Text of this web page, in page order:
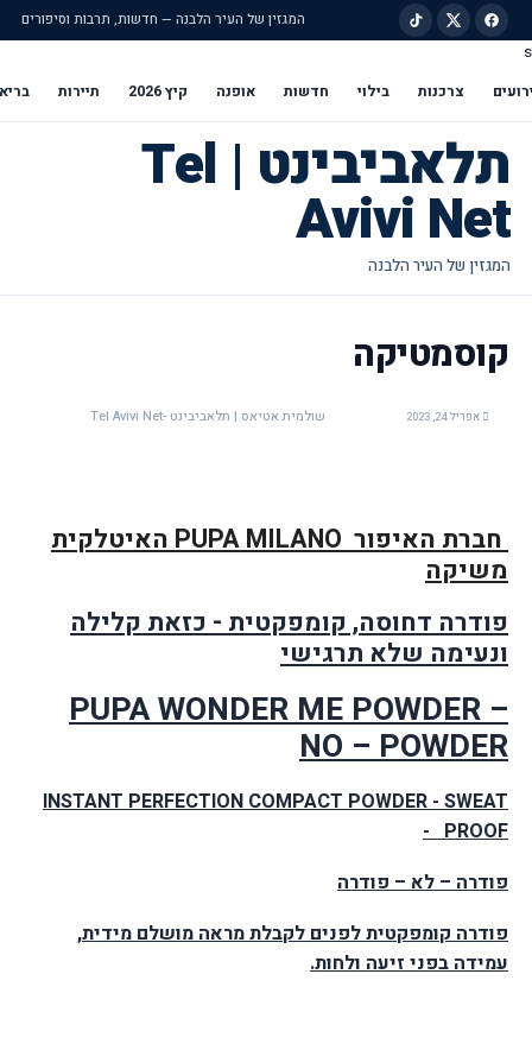
המגזין של העיר הלבנה — חדשות, תרבות וסיפורים
s
צרכנות בילוי חדשות אופנה קיץ 2026 תיירות
תלאביבינט | Tel
Avivi Net
קוסמטיקה
אפריל 24, 2023 שולמית אטיאס | תלאביבינט -Tel Avivi Net
חברת האיפור PUPA MILANO האיטלקית
משיקה
פודרה דחוסה, קומפקטית - כזאת קלילה
ונעימה שלא תרגישי
PUPA WONDER ME POWDER –
NO – POWDER
INSTANT PERFECTION COMPACT POWDER - SWEAT
- PROOF
פודרה – לא – פודרה
פודרה קומפקטית לפנים לקבלת מראה מושלם מידית,
עמידה בפני זיעה ולחות.